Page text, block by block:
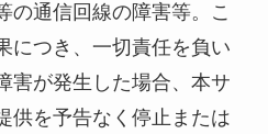
の通信回線の障害等。こ
につき、一切責任を負い
害が発生した場合、本サ
供を予告なく停止または